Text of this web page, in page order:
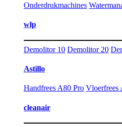
Onderdrukmachines
wlp
Demolitor 10 Demolitor 20
Astillo
Handfrees A80 Pro Vloerfrees
cleanair